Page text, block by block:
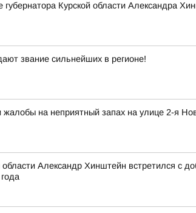
губернатора Курской области Александра
звание сильнейших в регионе!
жалобы на неприятный запах на улице 2-я
области Александр Хинштейн встретился с